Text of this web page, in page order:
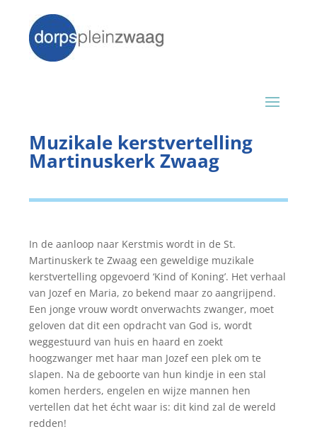
Muzikale kerstvertelling
Martinuskerk Zwaag
In de aanloop naar Kerstmis wordt in de St.
Martinuskerk te Zwaag een geweldige muzikale
kerstvertelling opgevoerd ‘Kind of Koning’. Het verhaal
van Jozef en Maria, zo bekend maar zo aangrijpend.
Een jonge vrouw wordt onverwachts zwanger, moet
geloven dat dit een opdracht van God is, wordt
weggestuurd van huis en haard en zoekt
hoogzwanger met haar man Jozef een plek om te
slapen. Na de geboorte van hun kindje in een stal
komen herders, engelen en wijze mannen hen
vertellen dat het écht waar is: dit kind zal de wereld
redden!